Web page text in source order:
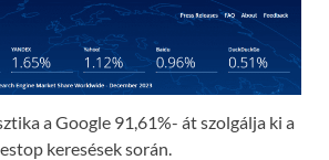
a Google 91,61%- át szolgálja ki a
keresések során.